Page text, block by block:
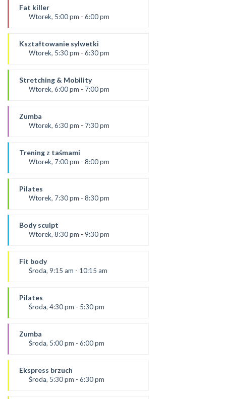
Ania
*Zajęcia dla dorosłych i dzieci
Fat killer
Wtorek, 5:00 pm - 6:00 pm
Aneta J
SALA 2
Kształtowanie sylwetki
Wtorek, 5:30 pm - 6:30 pm
Ola B
*Zajęcia dla dorosłych i dzieci
Stretching & Mobility
Wtorek, 6:00 pm - 7:00 pm
Aneta J
*Zajęcia dla dorosłych i dzieci
Zumba
Wtorek, 6:30 pm - 7:30 pm
Kasia K.
*Zajęcia dla dorosłych i dzieci
Trening z taśmami
Wtorek, 7:00 pm - 8:00 pm
prowadząca:
Karolina
Pilates
Wtorek, 7:30 pm - 8:30 pm
Paulina
*Zajęcia dla dorosłych i dzieci
Body sculpt
Wtorek, 8:30 pm - 9:30 pm
Aneta
SALA 1
Fit body
Środa, 9:15 am - 10:15 am
Justyna
*Zajęcia dla dorosłych i dzieci
Pilates
Środa, 4:30 pm - 5:30 pm
Żaneta
SALA 1
Zumba
Środa, 5:00 pm - 6:00 pm
Ola P
*Zajęcia dla dorosłych i dzieci
Ekspress brzuch
Środa, 5:30 pm - 6:30 pm